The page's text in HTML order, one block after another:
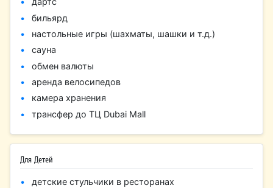
бильярд
настольные игры (шахматы, шашки и т.д.)
сауна
обмен валюты
аренда велосипедов
камера хранения
трансфер до ТЦ Dubai Mall
Для Детей
детские стульчики в ресторанах